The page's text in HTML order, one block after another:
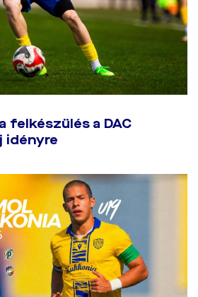
felkészülés a DAC
idényre